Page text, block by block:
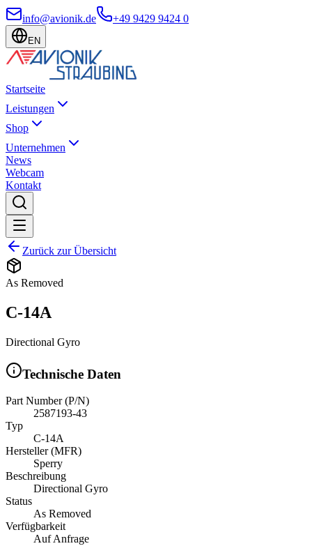
info@avionik.de +49 9429 9424 0
EN
Startseite
Leistungen
Shop
Unternehmen
News
Webcam
Kontakt
Zurück zur Übersicht
As Removed
C-14A
Directional Gyro
Technische Daten
Part Number (P/N)
2587193-43
Typ
C-14A
Hersteller (MFR)
Sperry
Beschreibung
Directional Gyro
Status
As Removed
Verfügbarkeit
Auf Anfrage